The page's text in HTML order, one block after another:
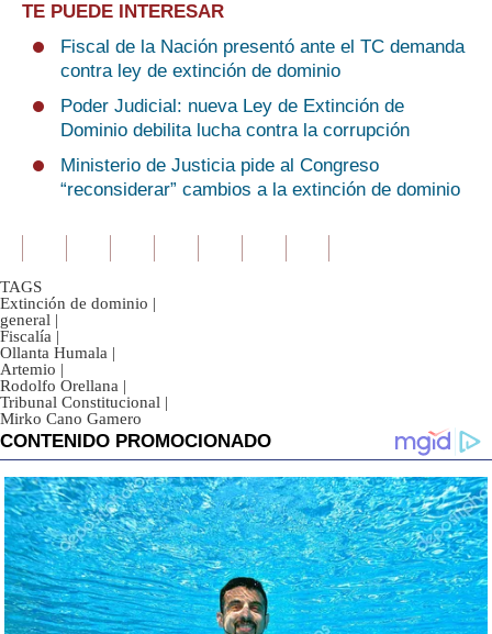
TE PUEDE INTERESAR
Fiscal de la Nación presentó ante el TC demanda
contra ley de extinción de dominio
Poder Judicial: nueva Ley de Extinción de
Dominio debilita lucha contra la corrupción
Ministerio de Justicia pide al Congreso
“reconsiderar” cambios a la extinción de dominio
TAGS
Extinción de dominio |
general |
Fiscalía |
Ollanta Humala |
Artemio |
Rodolfo Orellana |
Tribunal Constitucional |
Mirko Cano Gamero